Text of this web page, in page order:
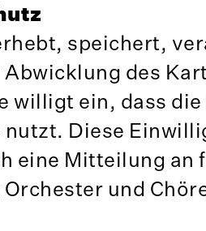
speichert,
Abwicklung des
willigt ein, dass
Diese
eine Mitteilung
Orchester und